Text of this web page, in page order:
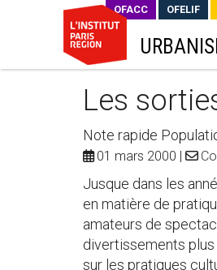
OFACC OFELIF
Les
Note rapide
01 mars 2000
Jusque dans les
en matière de
amateurs de
divertissements
sur les pratiques